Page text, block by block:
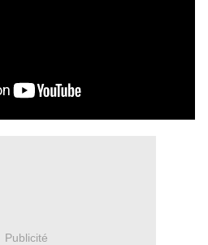
Publicité